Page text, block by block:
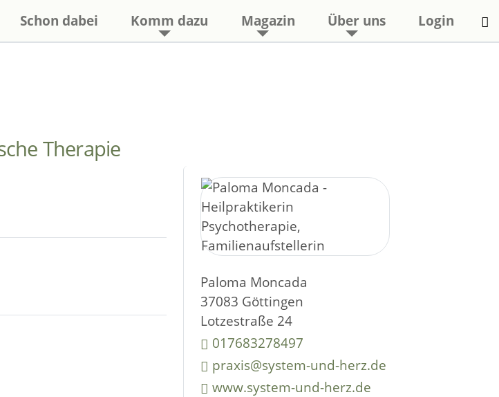
Schon dabei Komm dazu Magazin Über uns Login
Therapie
Paloma Moncada
37083 Göttingen
Lotzestraße 24
017683278497
praxis@system-und-herz.de
www.system-und-herz.de